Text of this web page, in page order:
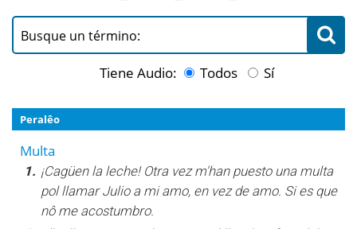
Busque un término:
Tiene Audio: Todos Sí
Peralêo
Multa
1. ¡Cagüen la leche! Otra vez m'han puesto una multa
pol llamar Julio a mi amo, en vez de amo. Si es que
nô me acostumbro.